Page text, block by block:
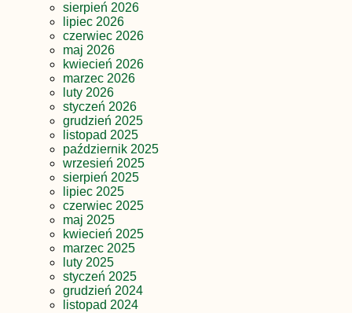
sierpień 2026
lipiec 2026
czerwiec 2026
maj 2026
kwiecień 2026
marzec 2026
luty 2026
styczeń 2026
grudzień 2025
listopad 2025
październik 2025
wrzesień 2025
sierpień 2025
lipiec 2025
czerwiec 2025
maj 2025
kwiecień 2025
marzec 2025
luty 2025
styczeń 2025
grudzień 2024
listopad 2024